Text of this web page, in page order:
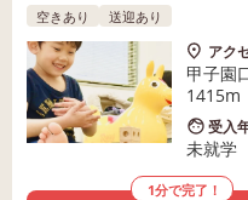
空きあり 送迎あり
アク
甲子園
1415m
受入
未就学
1分で完了！